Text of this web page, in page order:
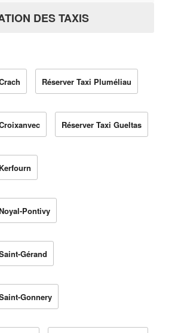
DES TAXIS
Réserver Taxi Pluméliau
Réserver Taxi Gueltas
Pontivy
Gérand
Gonnery